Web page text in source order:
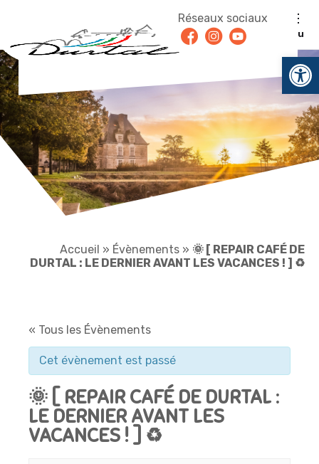
Menu
Réseaux sociaux
FacebookInstagram
Youtube
Accueil » Évènements » 🌞 [ REPAIR CAFÉ DE
DURTAL : LE DERNIER AVANT LES VACANCES ! ] ♻️
« Tous les Évènements
Cet évènement est passé
🌞 [ REPAIR CAFÉ DE DURTAL :
LE DERNIER AVANT LES
VACANCES ! ] ♻️